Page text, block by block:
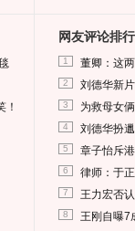
！
网友评论排行
1 董卿：这
2 刘德华新
3 为救母女
4 刘德华扮
5 章子怡斥
6 律师：于
7 王力宏否
8 王刚自曝7